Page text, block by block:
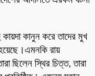
কানুন করে তাদের মুখ
রায়
ছিলেন স্থির চিত্ত, তারা